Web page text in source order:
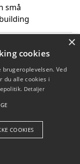
små
og vælg den
din løsning
Aps
×
cookies
Ved
du alle cookies i
Detaljer
COOKIES